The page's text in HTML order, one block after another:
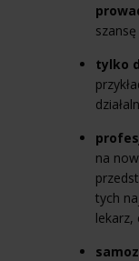
tylko
na
tych
lekarz,